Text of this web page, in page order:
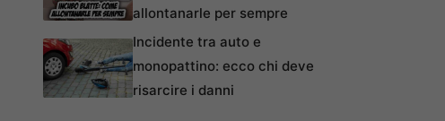
allontanarle per sempre
Incidente tra auto e
monopattino: ecco chi deve
risarcire i danni